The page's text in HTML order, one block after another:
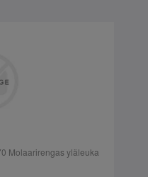
Molaarirengas yläleuka